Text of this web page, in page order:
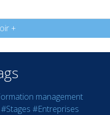
+
management
#Stages #Entreprises